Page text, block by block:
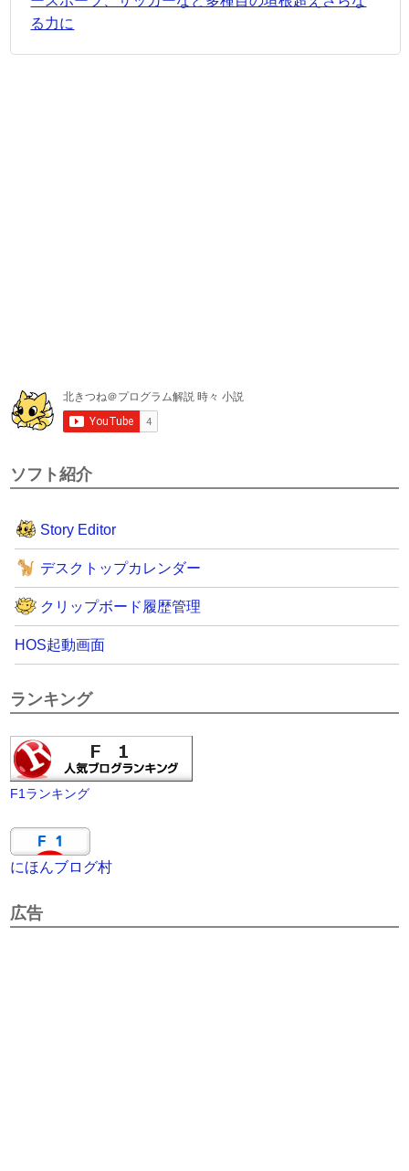
る力に
ソフト紹介
Story Editor
デスクトップカレンダー
クリップボード履歴管理
HOS起動画面
ランキング
F1ランキング
にほんブログ村
広告